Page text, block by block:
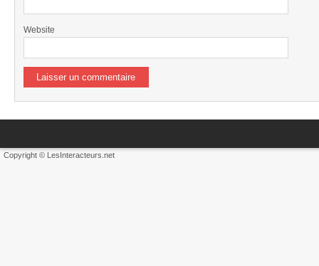
Website
Copyright © LesInteracteurs.net